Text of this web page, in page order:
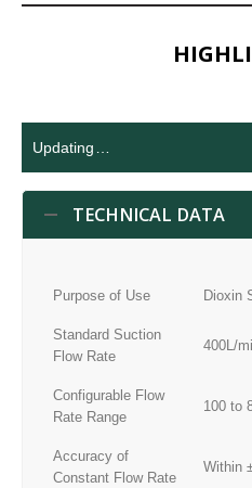
Updating…
TECHNICAL DATA
Purpose of Use Dioxin
Standard Suction
Flow Rate
400L/
Configurable Flow
Rate Range
100 to
Accuracy of
Constant Flow Rate
Within